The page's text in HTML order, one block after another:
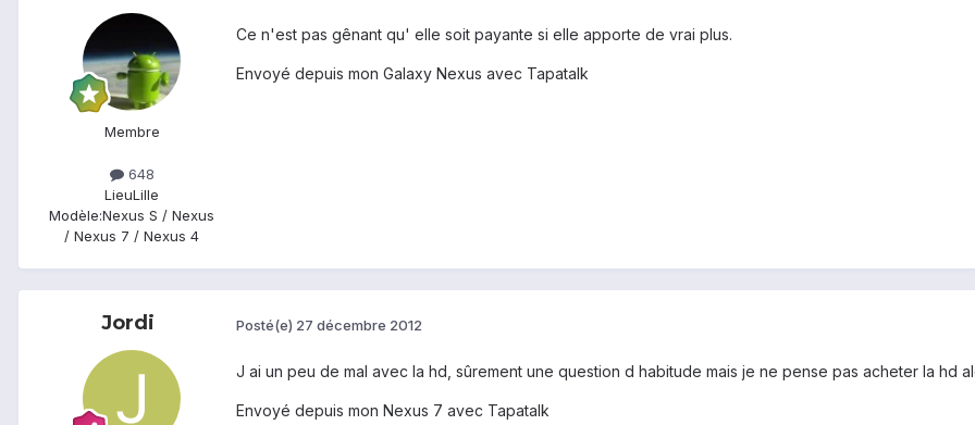
Membre
648
LieuLille
Modèle:Nexus S / Nexus
/ Nexus 7 / Nexus 4
Ce n'est pas gênant qu' elle soit payante si elle apporte de vrai plus.
Envoyé depuis mon Galaxy Nexus avec Tapatalk
Jordi Posté(e) 27 décembre 2012
J ai un peu de mal avec la hd, sûrement une question d habitude mais je ne pense pas acheter la hd
Envoyé depuis mon Nexus 7 avec Tapatalk